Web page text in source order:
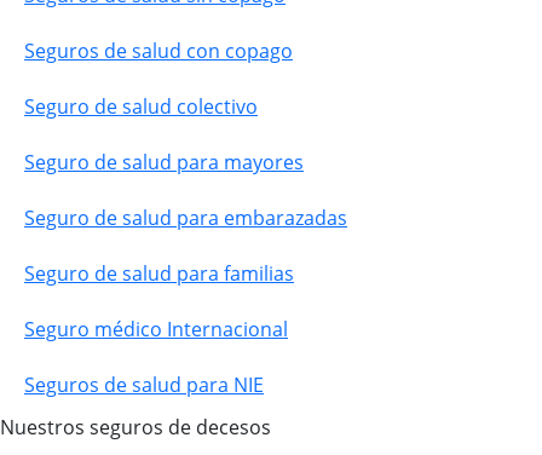
Seguros de salud con copago
Seguro de salud colectivo
Seguro de salud para mayores
Seguro de salud para embarazadas
Seguro de salud para familias
Seguro médico Internacional
Seguros de salud para NIE
Nuestros seguros de decesos